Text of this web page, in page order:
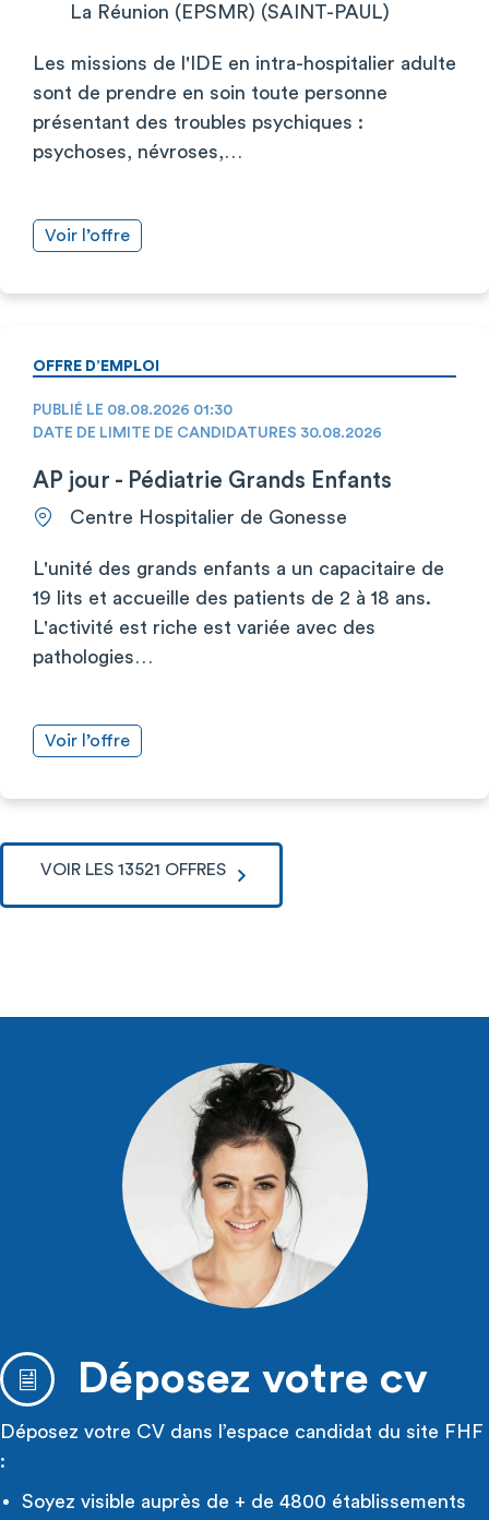
La Réunion (EPSMR) (SAINT-PAUL)
Les missions de l'IDE en intra-hospitalier adulte
sont de prendre en soin toute personne
présentant des troubles psychiques :
psychoses, névroses,…
Voir l’offre
OFFRE D’EMPLOI
PUBLIÉ LE 08.08.2026 01:30
DATE DE LIMITE DE CANDIDATURES 30.08.2026
AP jour - Pédiatrie Grands Enfants
Centre Hospitalier de Gonesse
L'unité des grands enfants a un capacitaire de
19 lits et accueille des patients de 2 à 18 ans.
L'activité est riche est variée avec des
pathologies…
Voir l’offre
VOIR LES 13521 OFFRES
Déposez votre cv
Déposez votre CV dans l’espace candidat du site FHF
:
Soyez visible auprès de + de 4800 établissements